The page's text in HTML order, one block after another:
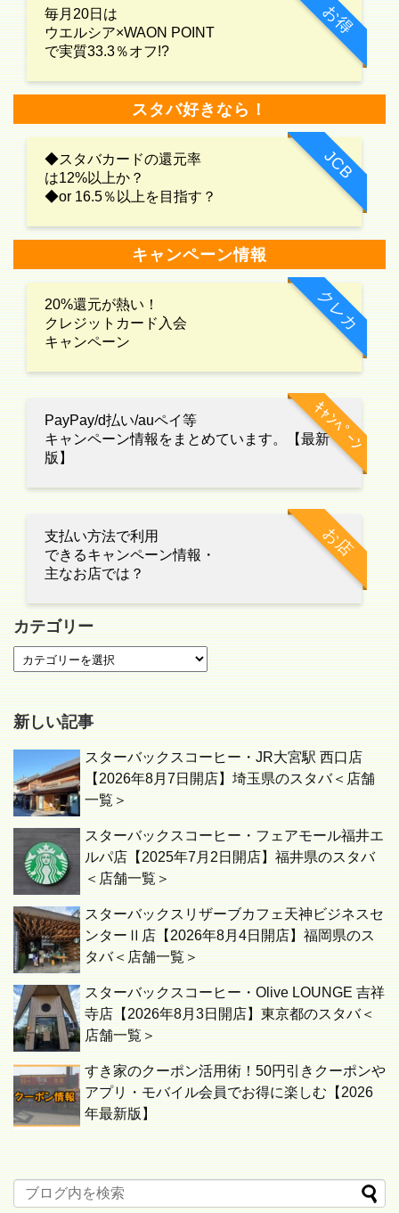
お得
毎月20日は
ウエルシア×WAON POINT
で実質33.3％オフ!?
スタバ好きなら！
JCB
◆スタバカードの還元率
は12%以上か？
◆or 16.5％以上を目指す？
キャンペーン情報
クレカ
20%還元が熱い！
クレジットカード入会
キャンペーン
ｷｬﾝﾍﾟｰﾝ
PayPay/d払い/auペイ等
キャンペーン情報をまとめています。【最新
版】
お店
支払い方法で利用
できるキャンペーン情報・
主なお店では？
カテゴリー
新しい記事
スターバックスコーヒー・JR大宮駅 西口店
【2026年8月7日開店】埼玉県のスタバ＜店舗
一覧＞
スターバックスコーヒー・フェアモール福井エ
ルパ店【2025年7月2日開店】福井県のスタバ
＜店舗一覧＞
スターバックスリザーブカフェ天神ビジネスセ
ンターⅡ店【2026年8月4日開店】福岡県のス
タバ＜店舗一覧＞
スターバックスコーヒー・Olive LOUNGE 吉祥
寺店【2026年8月3日開店】東京都のスタバ＜
店舗一覧＞
すき家のクーポン活用術！50円引きクーポンや
アプリ・モバイル会員でお得に楽しむ【2026
年最新版】